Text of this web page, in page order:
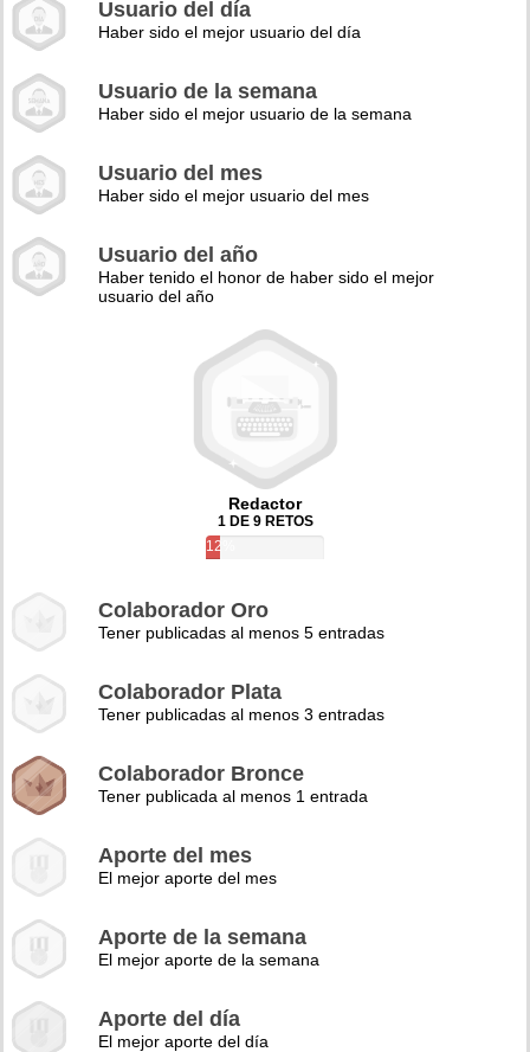
Usuario del día
Haber sido el mejor usuario del día
Usuario de la semana
Haber sido el mejor usuario de la semana
Usuario del mes
Haber sido el mejor usuario del mes
Usuario del año
Haber tenido el honor de haber sido el mejor
usuario del año
Redactor
1 DE 9 RETOS
12%
Colaborador Oro
Tener publicadas al menos 5 entradas
Colaborador Plata
Tener publicadas al menos 3 entradas
Colaborador Bronce
Tener publicada al menos 1 entrada
Aporte del mes
El mejor aporte del mes
Aporte de la semana
El mejor aporte de la semana
Aporte del día
El mejor aporte del día